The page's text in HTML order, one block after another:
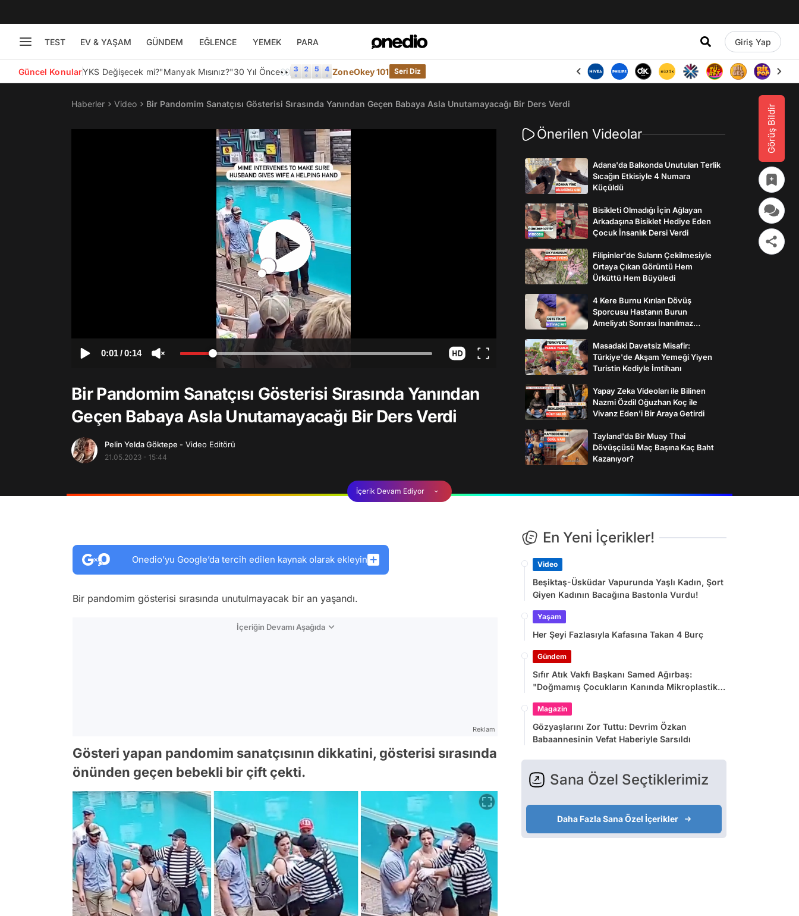
TEST EV & YAŞAM GÜNDEM EĞLENCE YEMEK PARA Giriş Yap
Güncel KonularYKS Değişecek mi?"Manyak Mısınız?"30 Yıl Önce👀 ZoneOkey 101 Seri Diz
Görüş Bildir
Haberler Video Bir Pandomim Sanatçısı Gösterisi Sırasında Yanından Geçen Babaya Asla Unutamayacağı Bir Ders Verdi
0:01/0:14
Bir Pandomim Sanatçısı Gösterisi Sırasında Yanından
Geçen Babaya Asla Unutamayacağı Bir Ders Verdi
Pelin Yelda Göktepe - Video Editörü
21.05.2023 - 15:44
Önerilen Videolar
Adana'da Balkonda Unutulan Terlik
Sıcağın Etkisiyle 4 Numara
Küçüldü
Bisikleti Olmadığı İçin Ağlayan
Arkadaşına Bisiklet Hediye Eden
Çocuk İnsanlık Dersi Verdi
Filipinler'de Suların Çekilmesiyle
Ortaya Çıkan Görüntü Hem
Ürküttü Hem Büyüledi
4 Kere Burnu Kırılan Dövüş
Sporcusu Hastanın Burun
Ameliyatı Sonrası İnanılmaz
Masadaki Davetsiz Misafir:
Türkiye'de Akşam Yemeği Yiyen
Turistin Kediyle İmtihanı
Yapay Zeka Videoları ile Bilinen
Nazmi Özdil Oğuzhan Koç ile
Vivanz Eden'i Bir Araya Getirdi
Tayland'da Bir Muay Thai
Dövüşçüsü Maç Başına Kaç Baht
Kazanıyor?
İçerik Devam Ediyor
Onedio’yu Google’da tercih edilen kaynak olarak ekleyin
Bir pandomim gösterisi sırasında unutulmayacak bir an yaşandı.
İçeriğin Devamı Aşağıda
Reklam
Gösteri yapan pandomim sanatçısının dikkatini, gösterisi sırasında
önünden geçen bebekli bir çift çekti.
En Yeni İçerikler!
Video
Beşiktaş-Üsküdar Vapurunda Yaşlı Kadın, Şort
Giyen Kadının Bacağına Bastonla Vurdu!
Yaşam
Her Şeyi Fazlasıyla Kafasına Takan 4 Burç
Gündem
Sıfır Atık Vakfı Başkanı Samed Ağırbaş:
"Doğmamış Çocukların Kanında Mikroplastik
Magazin
Gözyaşlarını Zor Tuttu: Devrim Özkan
Babaannesinin Vefat Haberiyle Sarsıldı
Sana Özel Seçtiklerimiz
Daha Fazla Sana Özel İçerikler